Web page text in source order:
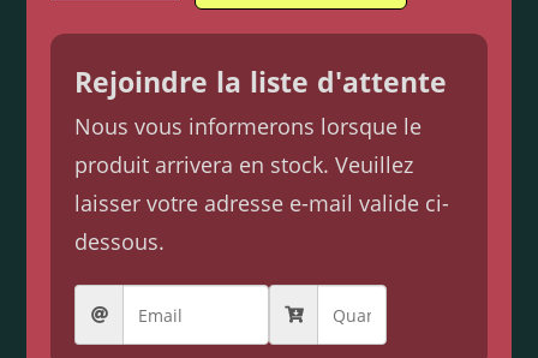
Rejoindre la liste d'attente
Nous vous informerons lorsque le
produit arrivera en stock. Veuillez
laisser votre adresse e-mail valide ci-
dessous.